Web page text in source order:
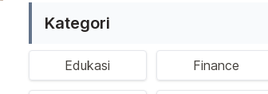
Kategori
Edukasi Finance